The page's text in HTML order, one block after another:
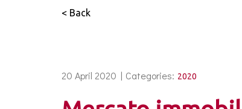
< Back
20 April 2020 | Categories: 2020